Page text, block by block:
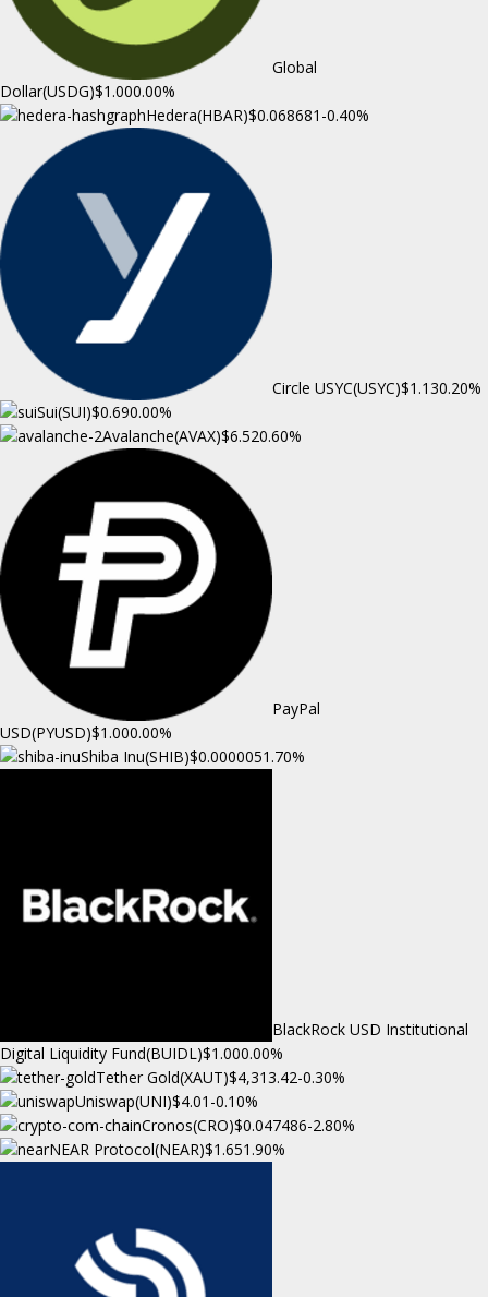
Global
Dollar(USDG)$1.000.00%
Hedera(HBAR)$0.068681 -0.40%
Circle USYC(USYC)$1.130.20%
Sui(SUI)$0.690.00%
Avalanche(AVAX)$6.520.60%
PayPal
USD(PYUSD)$1.000.00%
Shiba Inu(SHIB)$0.0000051.70%
BlackRock USD Institutional
Digital Liquidity Fund(BUIDL)$1.000.00%
Tether Gold(XAUT)$4,313.42-0.30%
Uniswap(UNI)$4.01 -0.10%
Cronos(CRO)$0.047486-2.80%
NEAR Protocol(NEAR)$1.651.90%